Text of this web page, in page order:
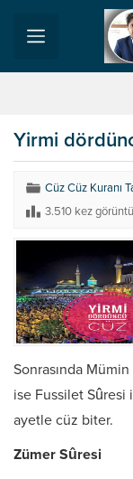
Yirmi
Cüz Cüz Kuranı
3.510 kez
Sonrasında
ise Fussilet Sûresi
ayetle cüz biter.
Zümer Sûresi